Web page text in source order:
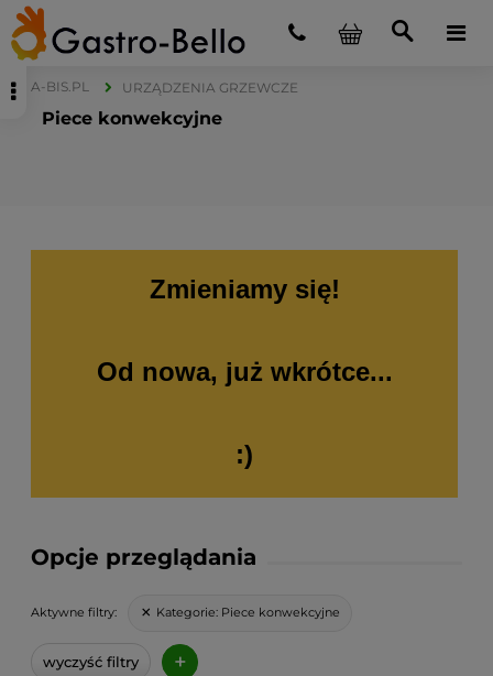
A-BIS.PL URZĄDZENIA GRZEWCZE
Piece konwekcyjne
Zmieniamy się!
Od nowa, już wkrótce...
:)
Opcje przeglądania
Aktywne filtry: Kategorie: Piece konwekcyjne
wyczyść filtry +